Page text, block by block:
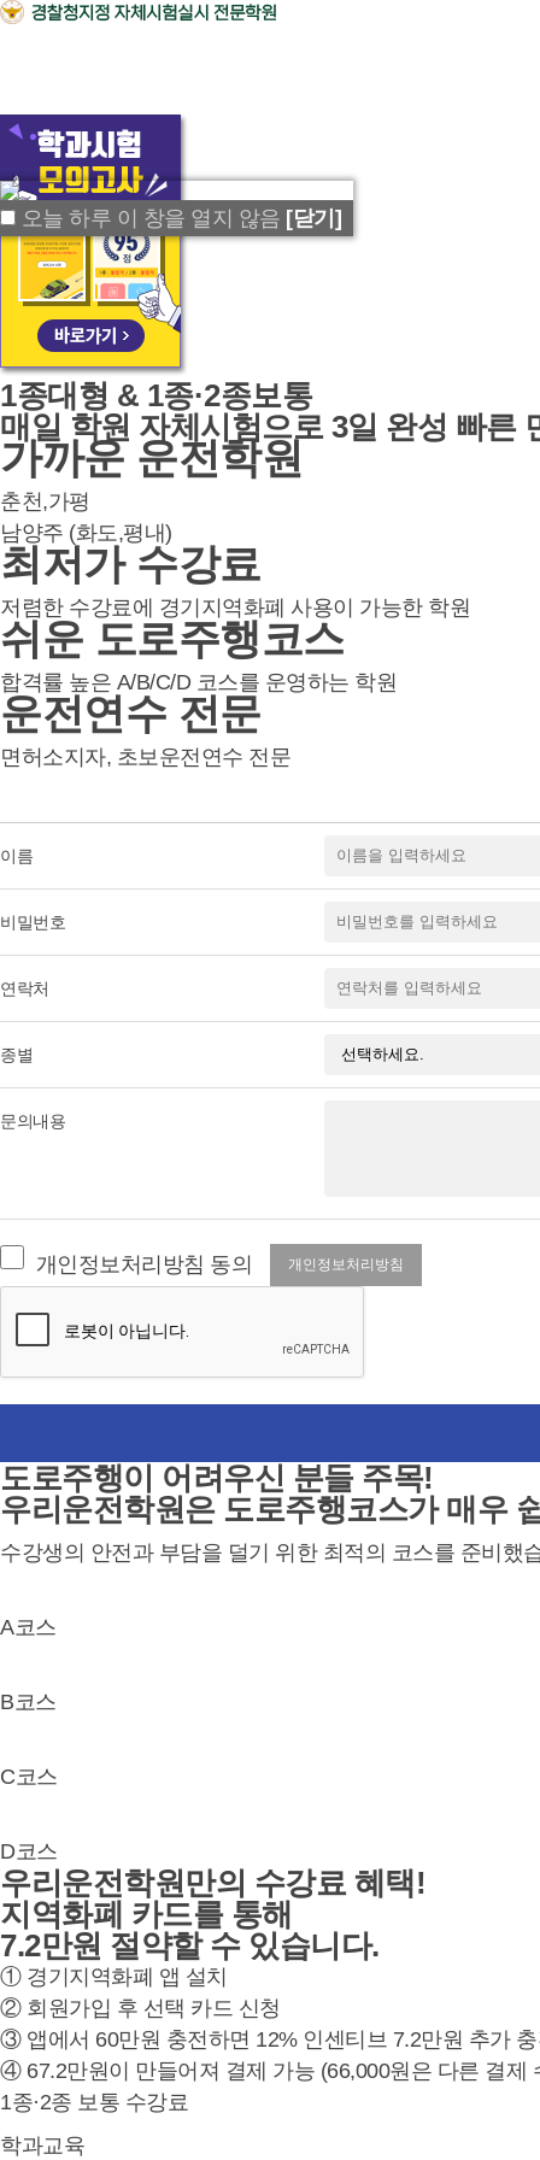
오늘 하루 이 창을 열지 않음 [닫기]
1종대형 & 1종·2종보통
매일 학원 자체시험으로 3일 완성 빠른
가까운운전학원
춘천,가평
남양주 (화도,평내)
최저가수강료
저렴한 수강료에 경기지역화폐 사용이 가능한 학원
쉬운 도로주행코스
합격률 높은 A/B/C/D 코스를 운영하는 학원
운전연수 전문
면허소지자, 초보운전연수 전문
이름
비밀번호
연락처
종별
문의내용
개인정보처리방침 동의 개인정보처리방침
도로주행이 어려우신 분들 주목!
우리운전학원은 도로주행코스가 매우
수강생의 안전과 부담을 덜기 위한 최적의 코스를 준비했
A코스
B코스
C코스
D코스
우리운전학원만의 수강료 혜택!
지역화폐 카드를 통해
7.2만원 절약할 수 있습니다.
① 경기지역화폐 앱 설치
② 회원가입 후 선택 카드 신청
③ 앱에서 60만원 충전하면 12% 인센티브 7.2만원 추가 충
④ 67.2만원이 만들어져 결제 가능 (66,000원은 다른 결제
1종·2종 보통 수강료
학과교육